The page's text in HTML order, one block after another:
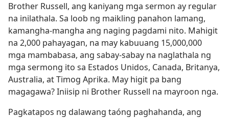
Brother Russell, ang kaniyang mga sermon ay regular
na inilathala. Sa loob ng maikling panahon lamang,
kamangha-mangha ang naging pagdami nito. Mahigit
na 2,000 pahayagan, na may kabuuang 15,000,000
mga mambabasa, ang sabay-sabay na naglathala ng
mga sermong ito sa Estados Unidos, Canada, Britanya,
Australia, at Timog Aprika. May higit pa bang
magagawa? Iniisip ni Brother Russell na mayroon nga.
Pagkatapos ng dalawang taóng paghahanda, ang